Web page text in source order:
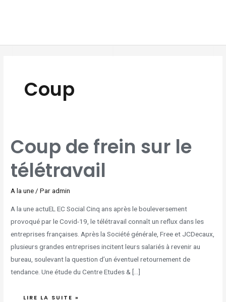
Coup
Coup de frein sur le
télétravail
A la une/ Paradmin
A la une actuEL EC Social Cinq ans après le bouleversement
provoqué par le Covid-19, le télétravail connaît un reflux dans les
entreprises françaises. Après la Société générale, Free et JCDecaux,
plusieurs grandes entreprises incitent leurs salariés à revenir au
bureau, soulevant la question d’un éventuel retournement de
tendance. Une étude du Centre Etudes & […]
DE
FREIN
SUR
TÉLÉTRAVAIL
LIRE LA SUITE »